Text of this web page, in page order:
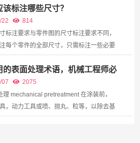
标注哪些尺寸？
22
814
标注要求与零件图的尺寸标注要求不同，
每个零件的全部尺寸，只需标注一些必要
格尺寸 用以表明机器（或部件）的...
的表面处理术语，机械工程师必
07
2075
理 mechanical pretreatment 在涂装前，
，动力工具或喷、抛丸、粒等，以除去基